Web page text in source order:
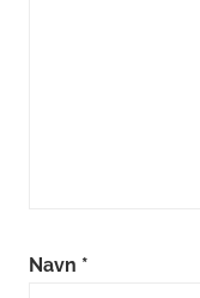
Navn *